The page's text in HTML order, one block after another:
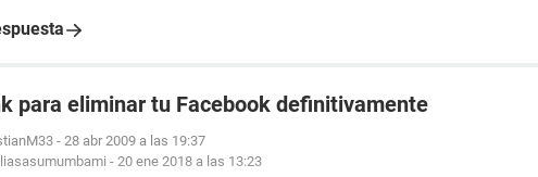
para eliminar tu Facebook definitivamente
- 28 abr 2009 a las 19:37
- 20 ene 2018 a las 13:23